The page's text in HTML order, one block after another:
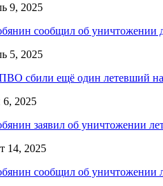
9, 2025
сообщил об
5, 2025
сбили ещё один летевший
2025
заявил об уничтожении
14, 2025
сообщил об уничтожении